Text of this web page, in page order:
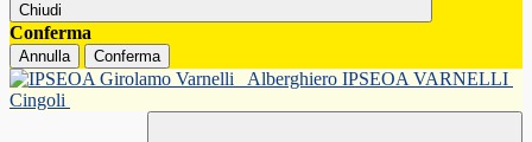
Chiudi
Conferma
Annulla Conferma
Alberghiero IPSEOA VARNELLI
Cingoli